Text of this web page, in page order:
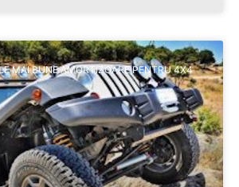
MAI BUNE AMORTIZOARE PENTRU 4X4